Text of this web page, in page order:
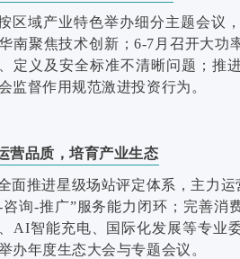
区域产业特色举办细分主题会议
南聚焦技术创新；6-7月召开大功
定义及安全标准不清晰问题；推
监督作用规范激进投资行为。
营品质，培育产业生态
面推进星级场站评定体系，主力
咨询-推广”服务能力闭环；完善消
AI智能充电、国际化发展等专业
办年度生态大会与专题会议。